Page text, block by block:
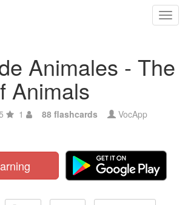
Animales - The
Animals
1 88 flashcards VocApp